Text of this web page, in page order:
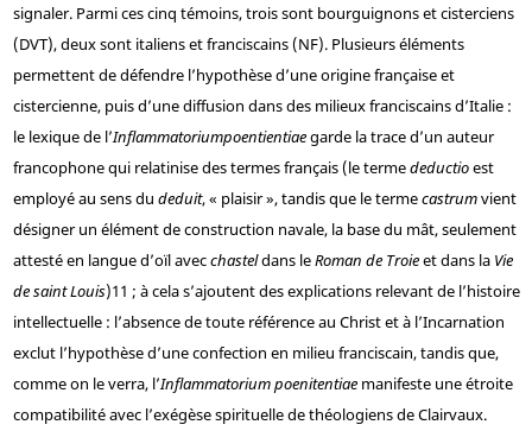
signaler. Parmi ces cinq témoins, trois sont bourguignons et cisterciens
(DVT), deux sont italiens et franciscains (NF). Plusieurs éléments
permettent de défendre l’hypothèse d’une origine française et
cistercienne, puis d’une diffusion dans des milieux franciscains d’Italie :
le lexique de l’Inflammatoriumpoentientiaegarde la trace d’un auteur
francophone qui relatinise des termes français (le termedeductioest
employé au sens du deduit, « plaisir », tandis que le termecastrumvient
désigner un élément de construction navale, la base du mât, seulement
attesté en langue d’oïl avecchasteldans leRoman de Troieet dans la Vie
de saint Louis)11 ; à cela s’ajoutent des explications relevant de l’histoire
intellectuelle : l’absence de toute référence au Christ et à l’Incarnation
exclut l’hypothèse d’une confection en milieu franciscain, tandis que,
comme on le verra, l’Inflammatorium poenitentiaemanifeste une étroite
compatibilité avec l’exégèse spirituelle de théologiens de Clairvaux.